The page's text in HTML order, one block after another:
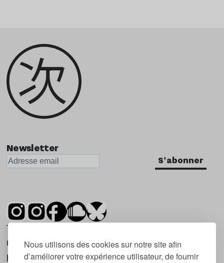
Nous utilisons des cookies sur notre site afin
d’améliorer votre expérience utilisateur, de fournir
Newsletter
S'abonner
Tsugi est un mensuel indépendant sur la
musique et les nouvelles tendances, dont la
première parution date de 2007.